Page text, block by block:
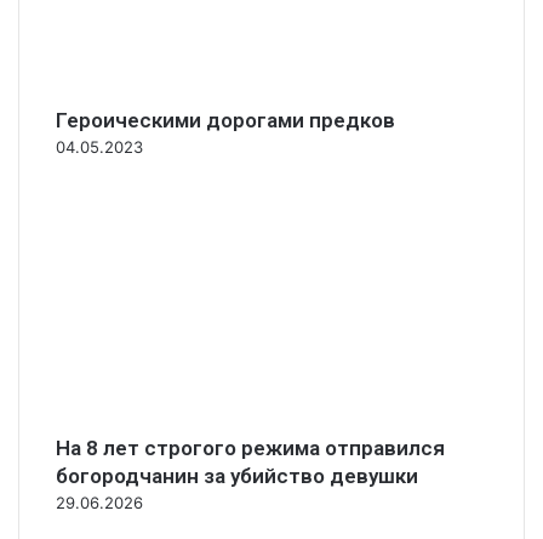
Героическими дорогами предков
04.05.2023
На 8 лет строгого режима отправился
богородчанин за убийство девушки
29.06.2026